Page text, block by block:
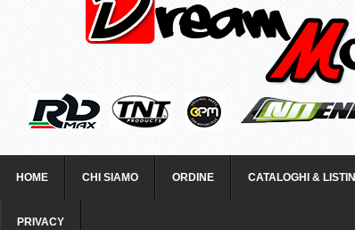
HOME CHI SIAMO ORDINE CATALOGHI & LISTINI
PRIVACY